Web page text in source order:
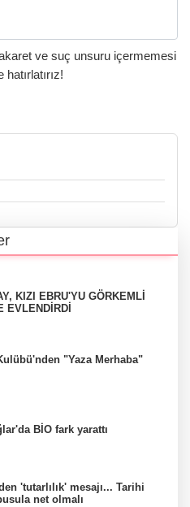
ve suç unsuru içermemesi
KIZI EBRU'YU GÖRKEMLİ
EVLENDİRDİ
"Yaza Merhaba"
BİO fark yarattı
'tutarlılık' mesajı... Tarihi
net olmalı